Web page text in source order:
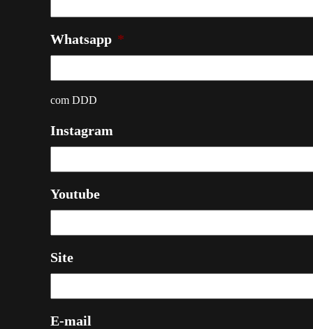
Whatsapp *
com DDD
Instagram
Youtube
Site
E-mail